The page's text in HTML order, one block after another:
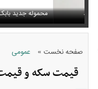
محموله جدید بابک زنجانی
اشک و دلتنگی نعیمه
صفحه نخست» عمومی
قیمت سکه و قیمت طلا امروز